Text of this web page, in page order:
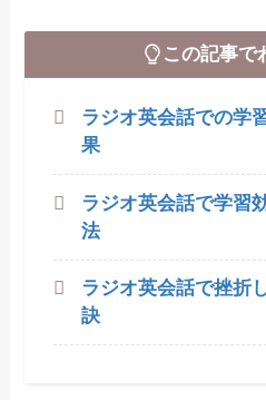
この記事で
ラジオ英会話での学
果
ラジオ英会話で学習
法
ラジオ英会話で挫折
訣